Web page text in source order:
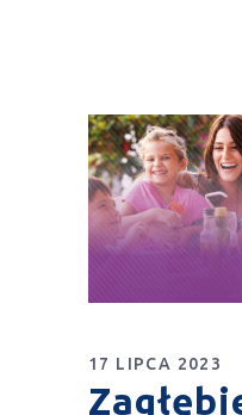
17 LIPCA 2023